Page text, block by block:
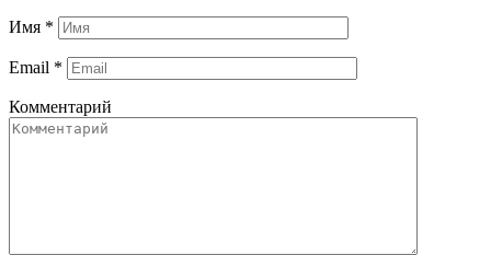
Имя *
Email *
Комментарий